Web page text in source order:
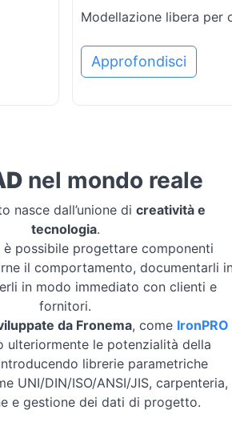
Modellazione libera per
Approfondisci
nel mondo reale
nasce dall’unione dicreatività e
tecnologia.
è possibile progettare componenti
il comportamento, documentarli
in modo immediato con clienti e
fornitori.
da Fronema, come IronPRO
ulteriormente le potenzialità della
librerie parametriche
UNI/DIN/ISO/ANSI/JIS, carpenteria,
e gestione dei dati di progetto.